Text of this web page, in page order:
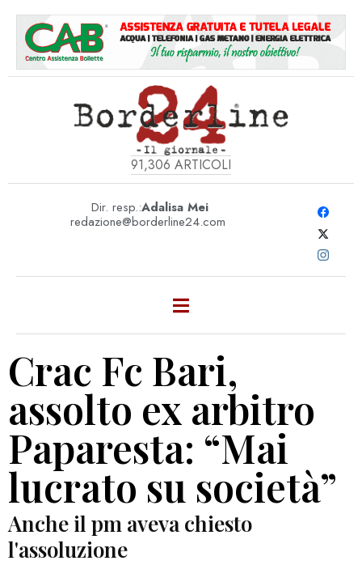
91,306 ARTICOLI
Dir. resp.:Adalisa Mei
redazione@borderline24.com
Crac Fc Bari,
assolto ex arbitro
Paparesta: “Mai
lucrato su società”
Anche il pm aveva chiesto
l'assoluzione